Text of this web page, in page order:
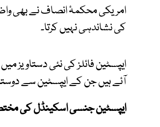
امریکی محکمۂ انصاف نے بھی
کی نشاندہی نہیں کرتا۔
ایپسٹین فائلز کی نئی دستاویز
آئے ہیں جن کے ایپسٹین سے
ایپسٹین جنسی اسکینڈل کی